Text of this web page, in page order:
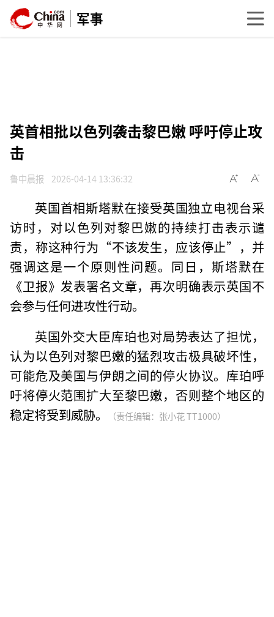
军事
英首相批以色列袭击黎巴嫩 呼吁停止攻
击
鲁中晨报 2026-04-14 13:36:32
英国首相斯塔默在接受英国独立电视台采
访时，对以色列对黎巴嫩的持续打击表示谴
责，称这种行为“不该发生，应该停止”，并
强调这是一个原则性问题。同日，斯塔默在
《卫报》发表署名文章，再次明确表示英国不
会参与任何进攻性行动。
英国外交大臣库珀也对局势表达了担忧，
认为以色列对黎巴嫩的猛烈攻击极具破坏性，
可能危及美国与伊朗之间的停火协议。库珀呼
吁将停火范围扩大至黎巴嫩，否则整个地区的
稳定将受到威胁。
（责任编辑：张小花 TT1000）